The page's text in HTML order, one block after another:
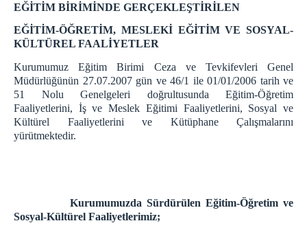
BİRİMLER
EMANET PARA BİRİMİ
EĞİTİM BİRİMİ
SOSYAL FAALİYETLER
PSİKOSOSYAL SERVİS
METRİS R TİPİ
R Tipi Emanet Para Birimi
ZİYARETÇİ BİLGİLENDİRME
EĞİTİM BİRİMİNDE GERÇEKLEŞTİRİLEN
EĞİTİM-ÖĞRETİM, MESLEKİ EĞİTİM VE SOSYAL-
KÜLTÜREL FAALİYETLER
Kurumumuz Eğitim Birimi Ceza ve Tevkifevleri Genel
Müdürlüğünün 27.07.2007 gün ve 46/1 ile 01/01/2006 tarih ve
51 Nolu Genelgeleri doğrultusunda Eğitim-Öğretim
Faaliyetlerini, İş ve Meslek Eğitimi Faaliyetlerini, Sosyal ve
Kültürel Faaliyetlerini ve Kütüphane Çalışmalarını
yürütmektedir.
Kurumumuzda Sürdürülen Eğitim-Öğretim ve
Sosyal-Kültürel Faaliyetlerimiz;